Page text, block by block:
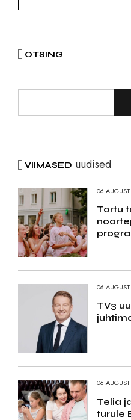
OTSING
VIIMASED uudised
Tartu
TV3
Telia
turule